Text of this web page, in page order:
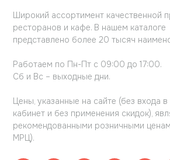
Широкий ассортимент качественной
ресторанов и кафе. В нашем каталоге
представлено более 20 тысяч
Работаем по Пн-Пт с 09:00 до 17:00.
Сб и Вс – выходные дни.
Цены, указанные на сайте (без входа
кабинет и без применения скидок),
рекомендованными розничными
МРЦ).